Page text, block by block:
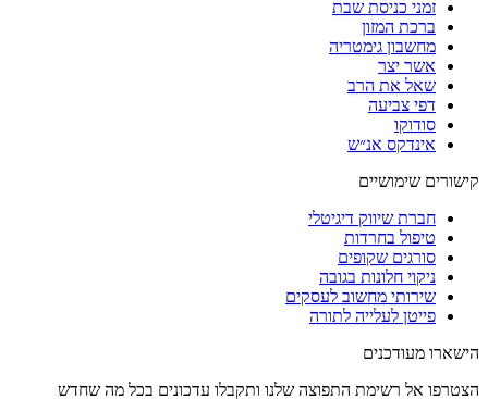
זמני כניסת שבת
ברכת המזון
מחשבון גימטריה
אשר יצר
שאל את הרב
דפי צביעה
סודוקו
אינדקס אנ״ש
קישורים שימושיים
חברת שיווק דיגיטלי
טיפול בחרדות
סורגים שקופים
ניקוי חלונות בגובה
שירותי מחשוב לעסקים
פייטן לעלייה לתורה
הישארו מעודכנים
הצטרפו אל רשימת התפוצה שלנו ותקבלו עדכונים בכל מה שחדש